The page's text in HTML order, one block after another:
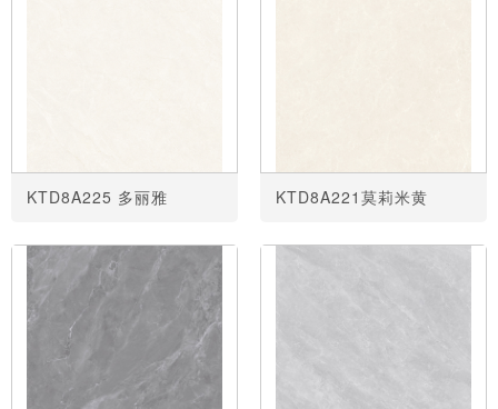
KTD8A225 多丽雅 KTD8A221莫莉米黄